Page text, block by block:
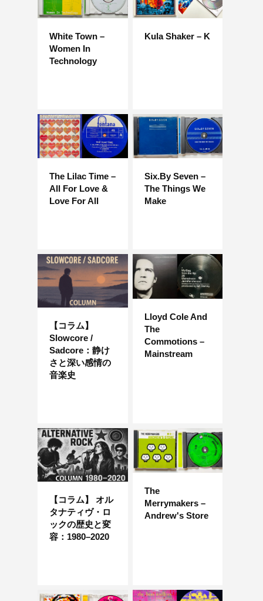
White Town –
Women In
Technology
Kula Shaker – K
The Lilac Time –
All For Love &
Love For All
Six.By Seven –
The Things We
Make
【コラム】
Slowcore /
Sadcore：静け
さと深い感情の
音楽史
Lloyd Cole And
The
Commotions –
Mainstream
【コラム】 オル
タナティヴ・ロ
ックの歴史と変
容：1980–2020
The
Merrymakers –
Andrew's Store